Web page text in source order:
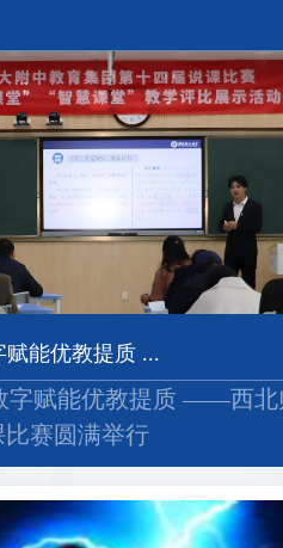
赋能优教提质 ...
字赋能优教提质 ——西北
赛圆满举行